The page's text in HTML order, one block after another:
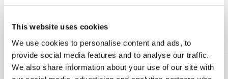
This website uses cookies
We use cookies to personalise content and ads, to
provide social media features and to analyse our traffic.
We also share information about your use of our site with
"Fale Conosco".
Nome*
Último nome
*